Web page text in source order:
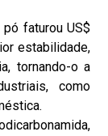
faturou US$
estabilidade,
tornando-o a
como